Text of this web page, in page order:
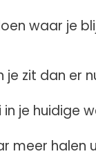
waar je
je zit dan er
je huidige
meer halen